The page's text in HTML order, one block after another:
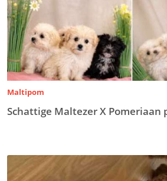
Maltipom
Schattige Maltezer X Pomeriaan